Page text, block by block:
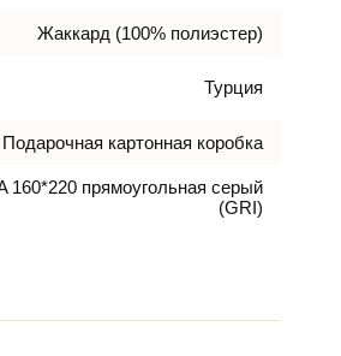
Жаккард (100% полиэстер)
Турция
Подарочная картонная коробка
160*220 прямоугольная серый
(GRI)